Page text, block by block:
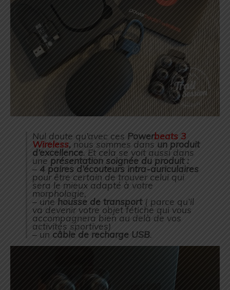
Nul doute qu’avec ces Powerbeats 3
Wireless, nous sommes dans un produit
d’excellence. Et cela se voit aussi dans
une présentation soignée du produit :
– 4 paires d’écouteurs intra-auriculaires
pour être certain de trouver celui qui
sera le mieux adapté à votre
morphologie,
– une housse de transport( parce qu’il
va devenir votre objet fétiche qui vous
accompagnera bien au delà de vos
activités sportives)
– un câble de recharge USB.